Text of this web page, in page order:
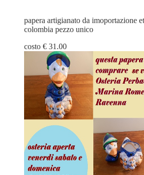
papera artigianato da imoportazione
colombia pezzo unico
costo € 31.00